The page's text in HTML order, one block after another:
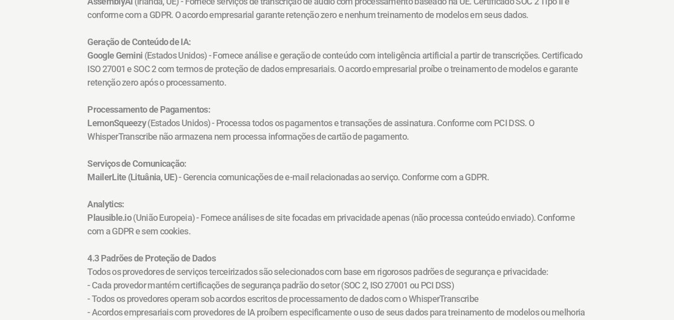
conforme com a GDPR. O acordo empresarial garante retenção zero e nenhum treinamento de modelos em seus dados.
Geração de Conteúdo de IA:
Google Gemini (Estados Unidos) - Fornece análise e geração de conteúdo com inteligência artificial a partir de transcrições. Certificado
ISO 27001 e SOC 2 com termos de proteção de dados empresariais. O acordo empresarial proíbe o treinamento de modelos e garante
retenção zero após o processamento.
Processamento de Pagamentos:
LemonSqueezy (Estados Unidos) - Processa todos os pagamentos e transações de assinatura. Conforme com PCI DSS. O
WhisperTranscribe não armazena nem processa informações de cartão de pagamento.
Serviços de Comunicação:
MailerLite (Lituânia, UE) - Gerencia comunicações de e-mail relacionadas ao serviço. Conforme com a GDPR.
Analytics:
Plausible.io (União Europeia) - Fornece análises de site focadas em privacidade apenas (não processa conteúdo enviado). Conforme
com a GDPR e sem cookies.
4.3 Padrões de Proteção de Dados
Todos os provedores de serviços terceirizados são selecionados com base em rigorosos padrões de segurança e privacidade:
- Cada provedor mantém certificações de segurança padrão do setor (SOC 2, ISO 27001 ou PCI DSS)
- Todos os provedores operam sob acordos escritos de processamento de dados com o WhisperTranscribe
- Acordos empresariais com provedores de IA proíbem especificamente o uso de seus dados para treinamento de modelos ou melhoria